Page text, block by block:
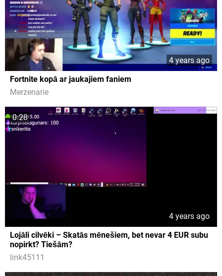
4 years ago
Fortnite kopā ar jaukajiem faniem
Merzenarie
0:28
4 years ago
Lojāli cilvēki – Skatās mēnešiem, bet nevar 4 EUR subu
nopirkt? Tiešām?
link45111